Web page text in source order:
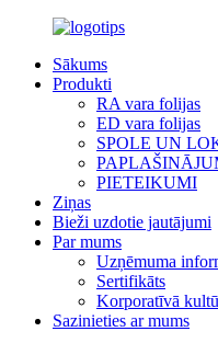
Sākums
Produkti
RA vara folijas
ED vara folijas
SPOLE UN
PIETEIKUMI
Ziņas
Bieži uzdotie jautājumi
Par mums
Uzņēmuma
Sertifikāts
Korporatīvā
Sazinieties ar mums